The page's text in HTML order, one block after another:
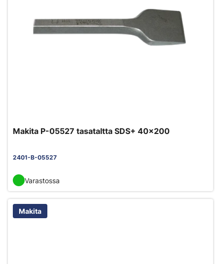
Makita P-05527 tasataltta SDS+ 40x200
2401-B-05527
Varastossa
Makita